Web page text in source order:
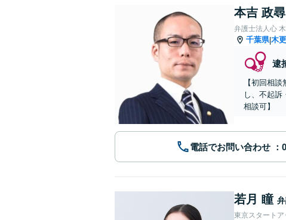
本吉 政尋
弁護士法人心
千葉県|木
逮
【初回相
し、不起訴
相談可】
電話でお問い合わせ
若月 瞳
東京スタート